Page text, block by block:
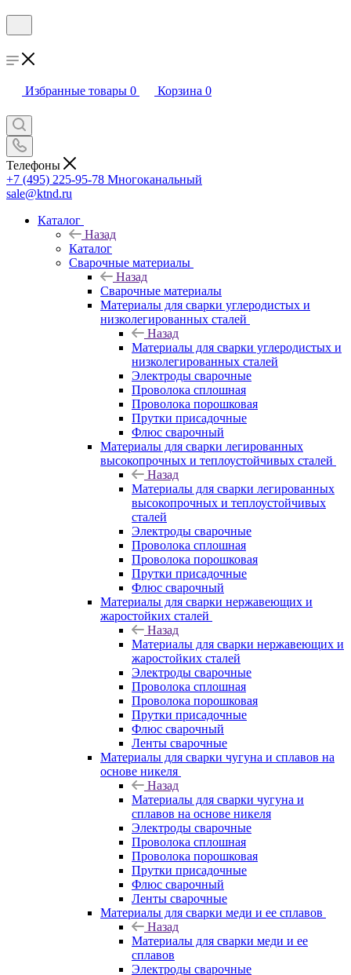
Избранные товары 0 Корзина 0
Телефоны
+7 (495) 225-95-78 Многоканальный
sale@ktnd.ru
Каталог
Назад
Каталог
Сварочные материалы
Назад
Сварочные материалы
Материалы для сварки углеродистых и
низколегированных сталей
Назад
Материалы для сварки углеродистых и
низколегированных сталей
Электроды сварочные
Проволока сплошная
Проволока порошковая
Прутки присадочные
Флюс сварочный
Материалы для сварки легированных
высокопрочных и теплоустойчивых сталей
Назад
Материалы для сварки легированных
высокопрочных и теплоустойчивых
сталей
Электроды сварочные
Проволока сплошная
Проволока порошковая
Прутки присадочные
Флюс сварочный
Материалы для сварки нержавеющих и
жаростойких сталей
Назад
Материалы для сварки нержавеющих и
жаростойких сталей
Электроды сварочные
Проволока сплошная
Проволока порошковая
Прутки присадочные
Флюс сварочный
Ленты сварочные
Материалы для сварки чугуна и сплавов на
основе никеля
Назад
Материалы для сварки чугуна и
сплавов на основе никеля
Электроды сварочные
Проволока сплошная
Проволока порошковая
Прутки присадочные
Флюс сварочный
Ленты сварочные
Материалы для сварки меди и ее сплавов
Назад
Материалы для сварки меди и ее
сплавов
Электроды сварочные